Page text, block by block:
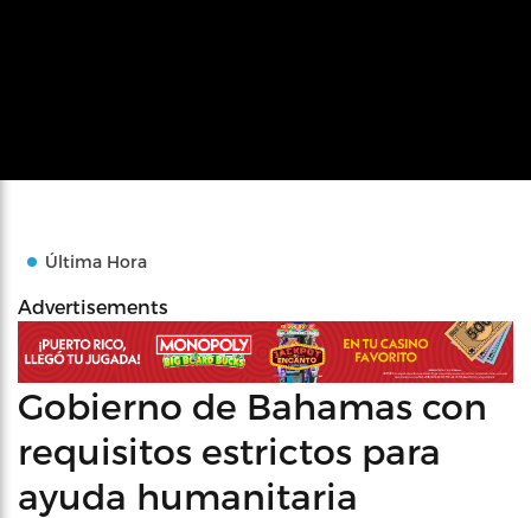
Última Hora
Advertisements
Gobierno de Bahamas con
requisitos estrictos para
ayuda humanitaria